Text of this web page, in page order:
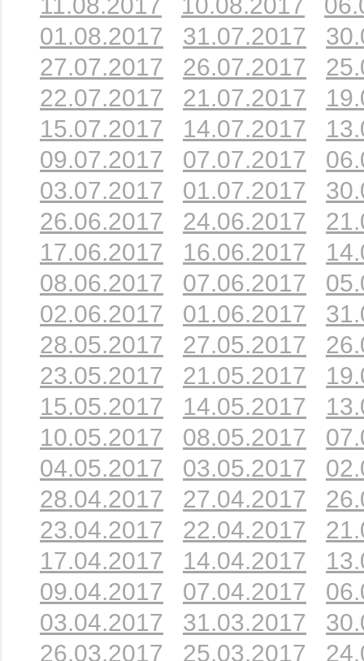
01.08.2017
31.07.2017
27.07.2017
26.07.2017
22.07.2017
21.07.2017
15.07.2017
14.07.2017
09.07.2017
07.07.2017
03.07.2017
01.07.2017
26.06.2017
24.06.2017
17.06.2017
16.06.2017
08.06.2017
07.06.2017
02.06.2017
01.06.2017
28.05.2017
27.05.2017
23.05.2017
21.05.2017
15.05.2017
14.05.2017
10.05.2017
08.05.2017
04.05.2017
03.05.2017
28.04.2017
27.04.2017
23.04.2017
22.04.2017
17.04.2017
14.04.2017
09.04.2017
07.04.2017
03.04.2017
31.03.2017
26.03.2017
25.03.2017